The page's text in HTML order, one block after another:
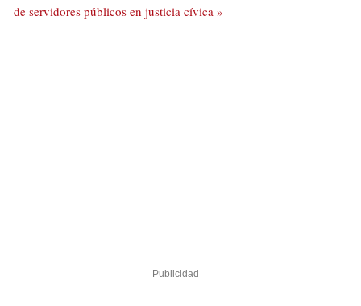
de servidores públicos en justicia cívica »
Publicidad